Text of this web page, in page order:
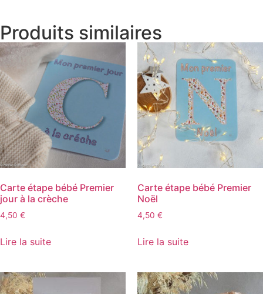
Produits similaires
Carte étape bébé Premier
jour à la crèche
4,50 €
Lire la suite
Carte étape bébé Premier
Noël
4,50 €
Lire la suite